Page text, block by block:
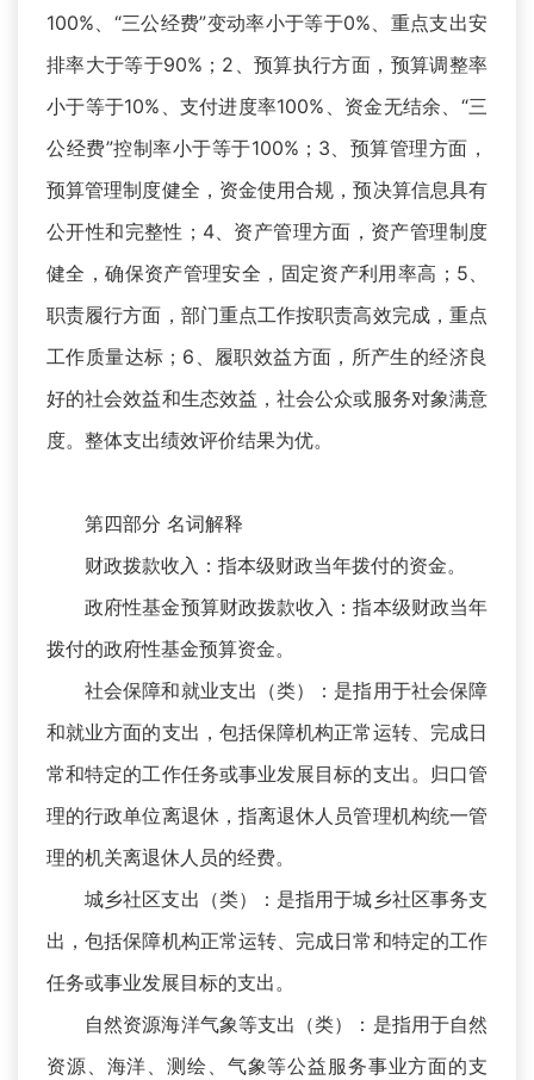
100%、“三公经费”变动率小于等于0%、重点支出安
排率大于等于90%；2、预算执行方面，预算调整率
小于等于10%、支付进度率100%、资金无结余、“三
公经费”控制率小于等于100%；3、预算管理方面，
预算管理制度健全，资金使用合规，预决算信息具有
公开性和完整性；4、资产管理方面，资产管理制度
健全，确保资产管理安全，固定资产利用率高；5、
职责履行方面，部门重点工作按职责高效完成，重点
工作质量达标；6、履职效益方面，所产生的经济良
好的社会效益和生态效益，社会公众或服务对象满意
度。整体支出绩效评价结果为优。
第四部分 名词解释
财政拨款收入：指本级财政当年拨付的资金。
政府性基金预算财政拨款收入：指本级财政当年
拨付的政府性基金预算资金。
社会保障和就业支出（类）：是指用于社会保障
和就业方面的支出，包括保障机构正常运转、完成日
常和特定的工作任务或事业发展目标的支出。归口管
理的行政单位离退休，指离退休人员管理机构统一管
理的机关离退休人员的经费。
城乡社区支出（类）：是指用于城乡社区事务支
出，包括保障机构正常运转、完成日常和特定的工作
任务或事业发展目标的支出。
自然资源海洋气象等支出（类）：是指用于自然
资源、海洋、测绘、气象等公益服务事业方面的支